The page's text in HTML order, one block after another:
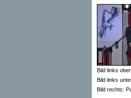
Bild links
Bild links
Bild rechts: